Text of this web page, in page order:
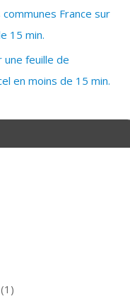
France sur
15 min.
une feuille de
en moins de 15 min.
(1)